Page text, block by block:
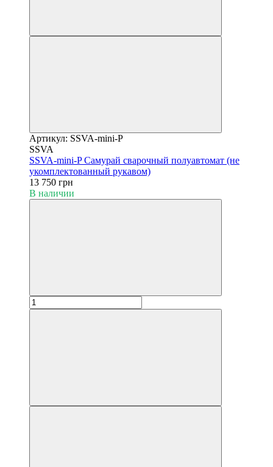
Артикул: SSVA-mini-P
SSVA
SSVA-mini-P Самурай сварочный полуавтомат (не
укомплектованный рукавом)
13 750 грн
В наличии